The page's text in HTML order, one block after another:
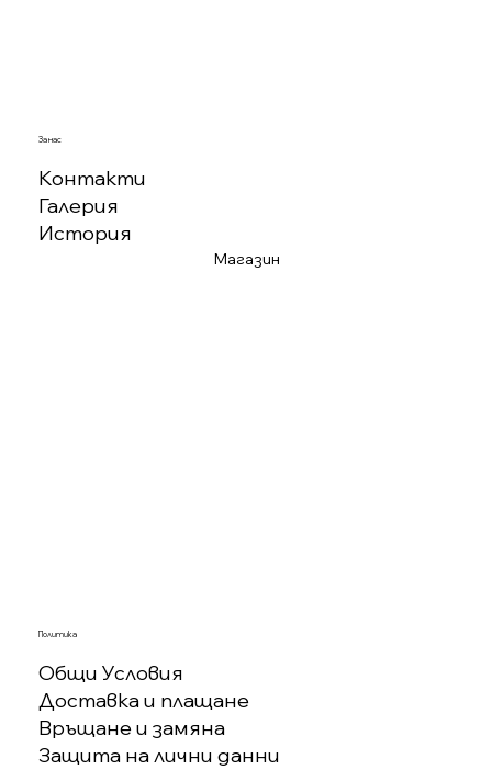
За нас
Контакти
Галерия
История
Магазин
Политика
Общи Условия
Доставка и плащане
Връщане и замяна
Защита на лични данни